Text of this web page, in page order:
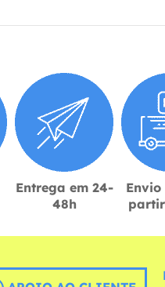
Entrega em 24-
48h